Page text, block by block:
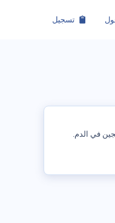
تسجيل
في الدم.